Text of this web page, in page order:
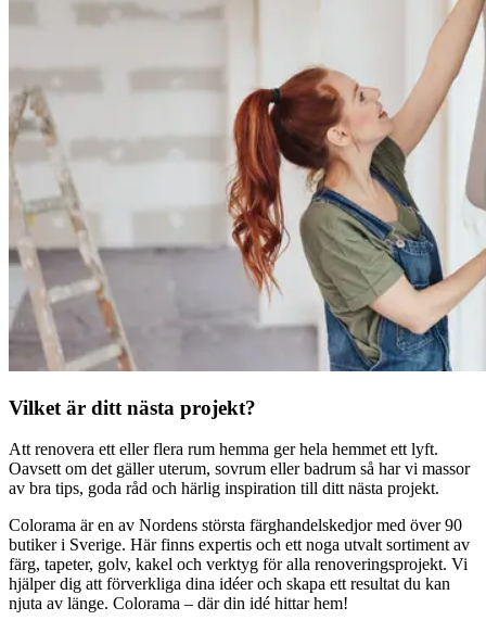
Vilket är ditt nästa projekt?
Att renovera ett eller flera rum hemma ger hela hemmet ett lyft.
Oavsett om det gäller uterum, sovrum eller badrum så har vi massor
av bra tips, goda råd och härlig inspiration till ditt nästa projekt.
Colorama är en av Nordens största färghandelskedjor med över 90
butiker i Sverige. Här finns expertis och ett noga utvalt sortiment av
färg, tapeter, golv, kakel och verktyg för alla renoveringsprojekt. Vi
hjälper dig att förverkliga dina idéer och skapa ett resultat du kan
njuta av länge. Colorama – där din idé hittar hem!